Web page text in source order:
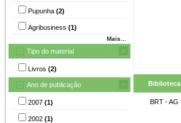
Pupunha (2)
Agribusiness (1)
Mais...
Tipo do material
Livros (2)
Ano de publicação
2007 (1)
2002 (1)
Biblioteca
BRT - AG